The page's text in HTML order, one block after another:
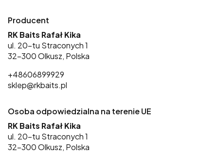
Producent
RK Baits Rafał Kika
ul. 20-tu Straconych 1
32-300 Olkusz, Polska
+48606899929
sklep@rkbaits.pl
Osoba odpowiedzialna na terenie UE
RK Baits Rafał Kika
ul. 20-tu Straconych 1
32-300 Olkusz, Polska